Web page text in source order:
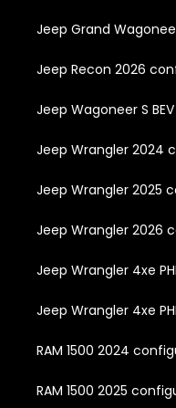
Jeep Grand
Jeep Recon 2026
Jeep Wagoneer S
Jeep Wrangler 2024
Jeep Wrangler 2025
Jeep Wrangler 2026
Jeep Wrangler 4xe
Jeep Wrangler 4xe
RAM 1500 2024
RAM 1500 2025